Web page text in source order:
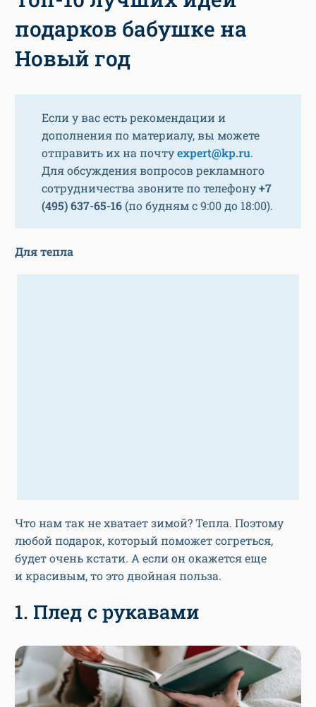
подарков бабушке на
Новый год
Если у вас есть рекомендации и
дополнения по материалу, вы можете
отправить их на почтуexpert@kp.ru.
Для обсуждения вопросов рекламного
сотрудничества звоните по телефону+7
(495) 637-65-16 (по будням с 9:00 до 18:00).
Для тепла
Что нам так не хватает зимой? Тепла. Поэтому
любой подарок, который поможет согреться,
будет очень кстати. А если он окажется еще
и красивым, то это двойная польза.
1. Плед с рукавами